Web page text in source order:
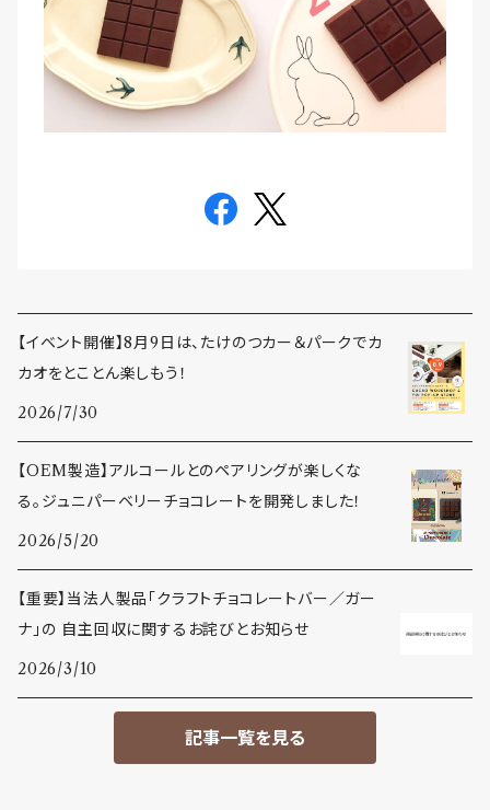
【イベント開催】8月9日は、たけのつカー＆パークでカ
カオをとことん楽しもう！
2026/7/30
【OEM製造】アルコールとのペアリングが楽しくな
る。ジュニパーベリーチョコレートを開発しました！
2026/5/20
【重要】当法人製品「クラフトチョコレートバー／ガー
ナ」の 自主回収に関するお詫びとお知らせ
2026/3/10
記事一覧を見る